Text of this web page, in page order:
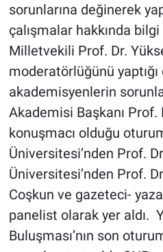
sorunlarına değinerek
çalışmalar hakkında
Milletvekili Prof. Dr.
moderatörlüğünü
akademisyenlerin
Akademisi Başkanı Prof.
konuşmacı olduğu
Üniversitesi’nden Prof.
Üniversitesi’nden Prof.
Coşkun ve gazeteci-
panelist olarak yer aldı.
Buluşması’nın son